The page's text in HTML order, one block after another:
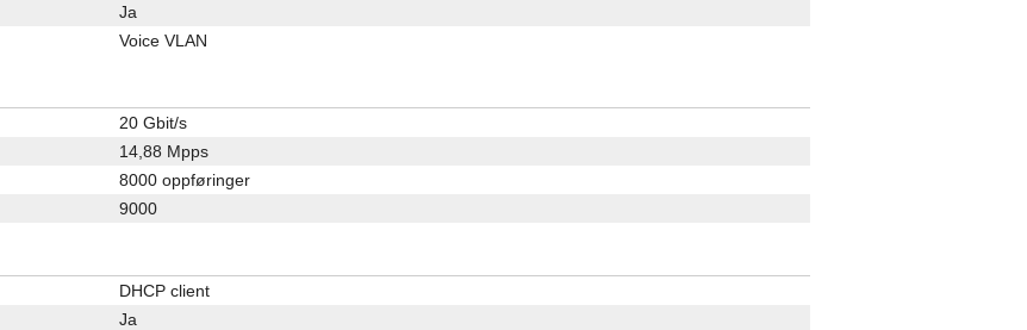
Ja
Voice VLAN
20 Gbit/s
14,88 Mpps
8000 oppføringer
9000
DHCP client
Ja